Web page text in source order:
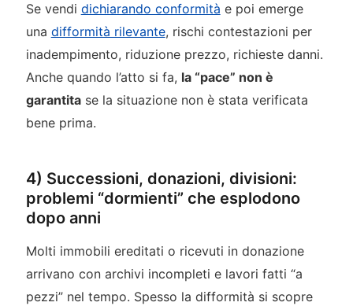
Se vendi dichiarando conformità e poi emerge
una difformità rilevante, rischi contestazioni per
inadempimento, riduzione prezzo, richieste danni.
Anche quando l’atto si fa, la “pace” non è
garantitase la situazione non è stata verificata
bene prima.
4) Successioni, donazioni, divisioni:
problemi “dormienti” che esplodono
dopo anni
Molti immobili ereditati o ricevuti in donazione
arrivano con archivi incompleti e lavori fatti “a
pezzi” nel tempo. Spesso la difformità si scopre